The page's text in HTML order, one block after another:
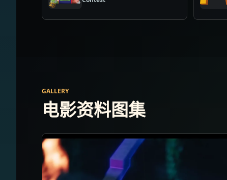
GALLERY
电影资料图集